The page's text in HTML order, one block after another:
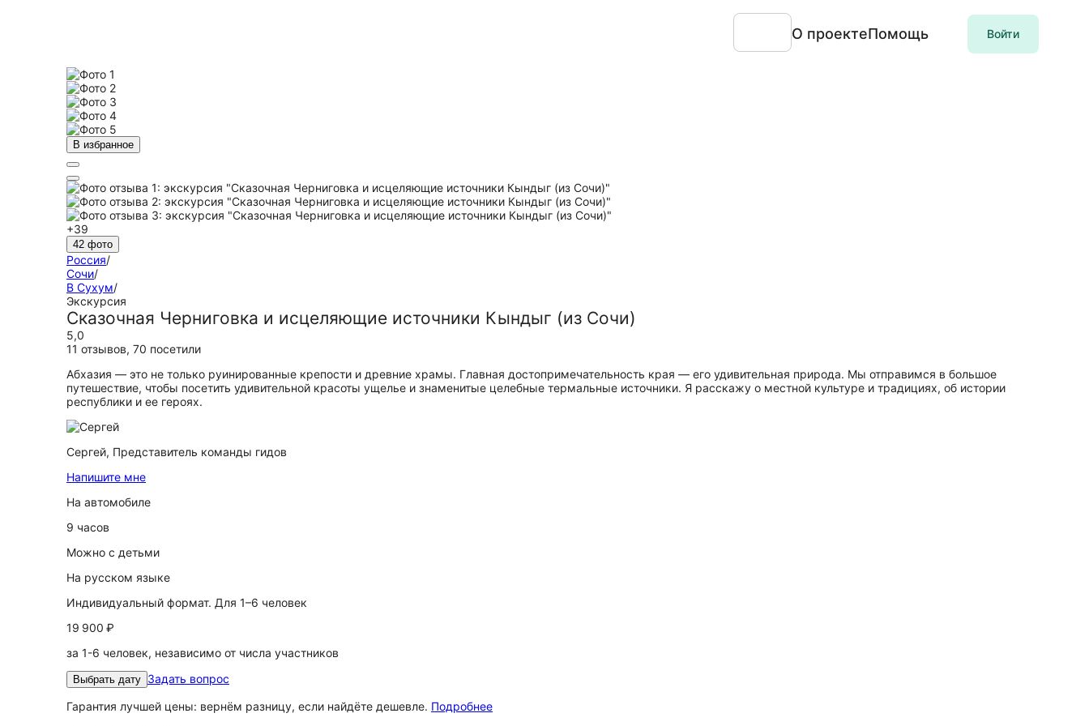
О проектеПомощь Войти
В избранное
+39
42 фото
Россия/
Сочи/
В Сухум/
Экскурсия
Сказочная Черниговка и исцеляющие источники Кындыг (из Сочи)
5,0
11 отзывов, 70 посетили
Абхазия — это не только руинированные крепости и древние храмы. Главная достопримечательность края — его удивительная природа. Мы отправимся в большое
путешествие, чтобы посетить удивительной красоты ущелье и знаменитые целебные термальные источники. Я расскажу о местной культуре и традициях, об истории
республики и ее героях.
Сергей, Представитель команды гидов
Напишите мне
На автомобиле
9 часов
Можно с детьми
На русском языке
Индивидуальный формат. Для 1–6 человек
19 900 ₽
за 1-6 человек, независимо от числа участников
Выбрать дату Задать вопрос
Гарантия лучшей цены: вернём разницу, если найдёте дешевле. Подробнее